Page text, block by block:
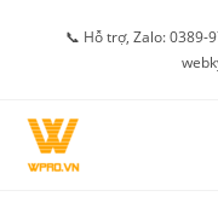
📞 Hỗ trợ, Zalo: 0389-